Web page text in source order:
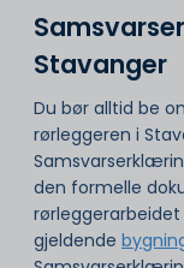
Stavanger
Du bør alltid be
rørleggeren i
den formelle
gjeldende